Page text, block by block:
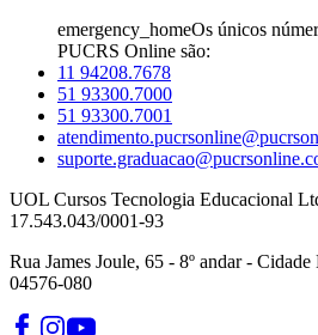
emergency_homeOs únicos
PUCRS Online são:
11 94208.7678
51 93300.7000
51 93300.7001
UOL Cursos Tecnologia Educacional
17.543.043/0001-93
Rua James Joule, 65 - 8º andar -
04576-080